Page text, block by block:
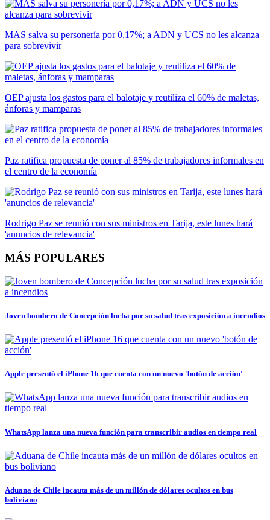
MAS salva su personería por 0,17%; a ADN y UCS no les alcanza
para sobrevivir
OEP ajusta los gastos para el balotaje y reutiliza el 60% de maletas,
ánforas y mamparas
Paz ratifica propuesta de poner al 85% de trabajadores informales en
el centro de la economía
Rodrigo Paz se reunió con sus ministros en Tarija, este lunes hará
'anuncios de relevancia'
MÁS POPULARES
Joven bombero de Concepción lucha por su salud tras exposición a incendios
Apple presentó el iPhone 16 que cuenta con un nuevo 'botón de acción'
WhatsApp lanza una nueva función para transcribir audios en tiempo real
Aduana de Chile incauta más de un millón de dólares ocultos en bus
boliviano